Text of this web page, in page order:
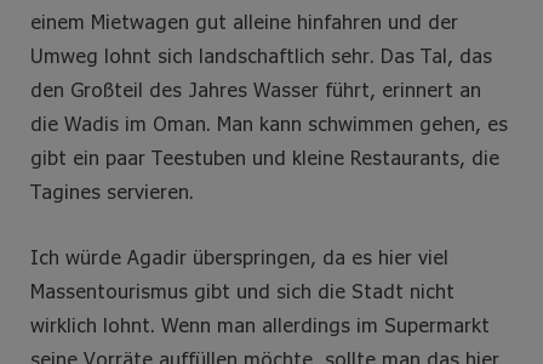
einem Mietwagen gut alleine hinfahren und der
Umweg lohnt sich landschaftlich sehr. Das Tal, das
den Großteil des Jahres Wasser führt, erinnert an
die Wadis im Oman. Man kann schwimmen gehen, es
gibt ein paar Teestuben und kleine Restaurants, die
Tagines servieren.
Ich würde Agadir überspringen, da es hier viel
Massentourismus gibt und sich die Stadt nicht
wirklich lohnt. Wenn man allerdings im Supermarkt
seine Vorräte auffüllen möchte, sollte man das hier